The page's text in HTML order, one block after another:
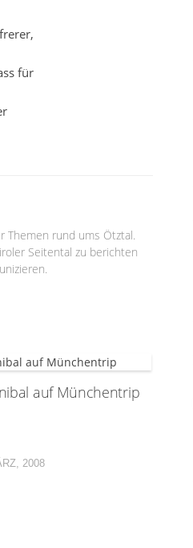
für
Themen rund ums Ötztal.
Seitental zu berichten
auf Münchentrip
2008